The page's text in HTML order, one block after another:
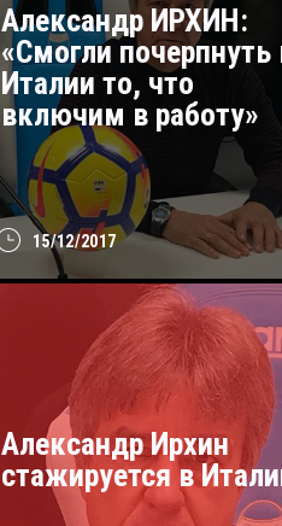
15/12/2017
Александр ИРХИН:
«Смогли почерпнуть
Италии то, что
включим в работу»
Александр Ирхин
стажируется в